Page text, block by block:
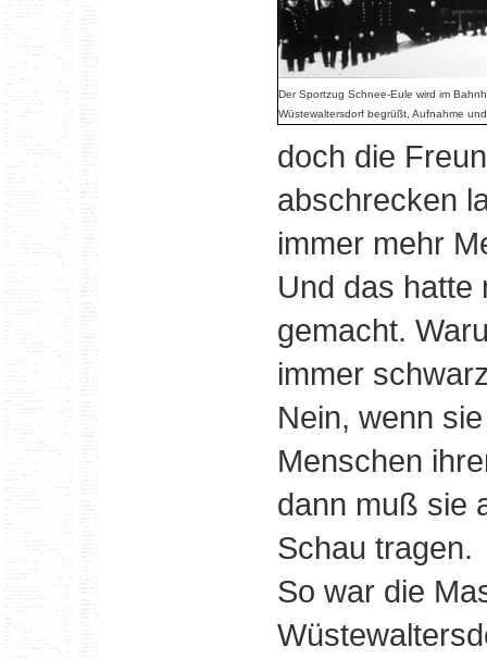
Der Sportzug Schnee-Eule wird im
Wüstewaltersdorf begrüßt, Aufnahme
doch die
abschrecken
immer mehr
Und das hatte
gemacht.
immer
Nein, wenn
Menschen
dann muß sie
Schau tragen.
So war die